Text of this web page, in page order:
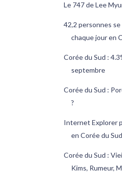
Le 747 de Lee
42,2 personnes
chaque jour en
Corée du Sud :
septembre
Corée du Sud :
?
Internet Explorer
en Corée du Sud
Corée du Sud :
Kims, Rumeur,